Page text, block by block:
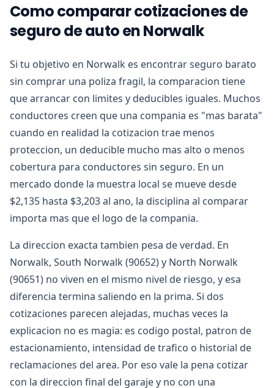
Como comparar cotizaciones de
seguro de auto en Norwalk
Si tu objetivo en Norwalk es encontrar seguro barato
sin comprar una poliza fragil, la comparacion tiene
que arrancar con limites y deducibles iguales. Muchos
conductores creen que una compania es "mas barata"
cuando en realidad la cotizacion trae menos
proteccion, un deducible mucho mas alto o menos
cobertura para conductores sin seguro. En un
mercado donde la muestra local se mueve desde
$2,135 hasta $3,203 al ano, la disciplina al comparar
importa mas que el logo de la compania.
La direccion exacta tambien pesa de verdad. En
Norwalk, South Norwalk (90652) y North Norwalk
(90651) no viven en el mismo nivel de riesgo, y esa
diferencia termina saliendo en la prima. Si dos
cotizaciones parecen alejadas, muchas veces la
explicacion no es magia: es codigo postal, patron de
estacionamiento, intensidad de trafico o historial de
reclamaciones del area. Por eso vale la pena cotizar
con la direccion final del garaje y no con una